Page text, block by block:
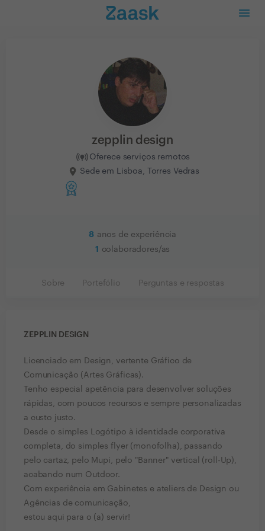
zepplin design
Oferece serviços remotos
Sede em Lisboa, Torres Vedras
8 anos de experiência
1
colaboradores/as
Sobre Portefólio Perguntas e respostas
ZEPPLIN DESIGN
Licenciado em Design, vertente Gráfico de
Comunicação (Artes Gráficas).
Tenho especial apetência para desenvolver soluções
rápidas, com poucos recursos e sempre personalizadas
a custo justo.
Desde o simples Logótipo à identidade corporativa
completa, do simples flyer (monofolha), passando
pelo cartaz, pelo Mupi, pelo "Banner" vertical (roll-Up),
acabando num Outdoor.
Com experiência em Gabinetes e ateliers de Design ou
Agências de comunicação,
estou aqui para o (a) servir!